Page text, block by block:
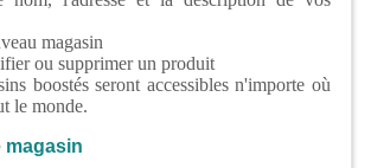
magasin
ou supprimer un produit
boostés seront accessibles n'importe où
le monde.
magasin